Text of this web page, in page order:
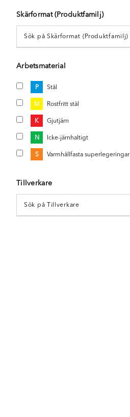
Skärformat (Produktfamilj)
Arbetsmaterial
P Stål
M Rostfritt stål
K Gjutjärn
N Icke-järnhaltigt
S Varmhållfasta superlegeringar
Tillverkare